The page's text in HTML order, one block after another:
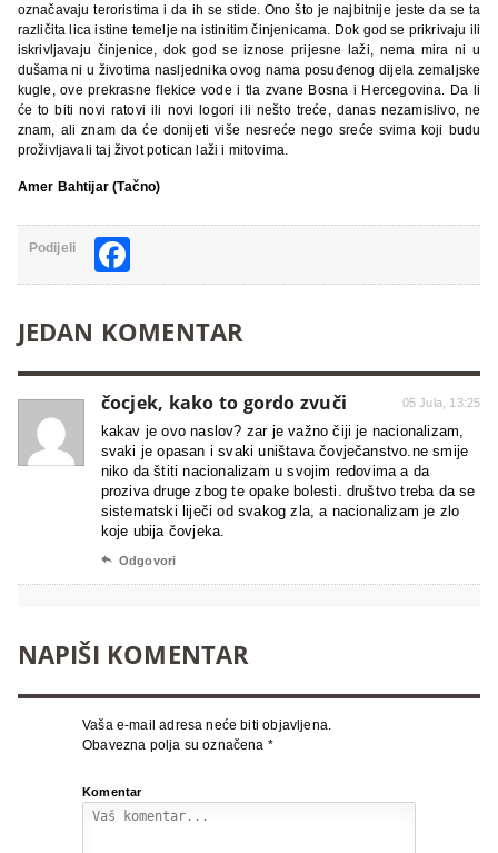
označavaju teroristima i da ih se stide. Ono što je najbitnije jeste da se ta
različita lica istine temelje na istinitim činjenicama. Dok god se prikrivaju ili
iskrivljavaju činjenice, dok god se iznose prijesne laži, nema mira ni u
dušama ni u životima nasljednika ovog nama posuđenog dijela zemaljske
kugle, ove prekrasne flekice vode i tla zvane Bosna i Hercegovina. Da li
će to biti novi ratovi ili novi logori ili nešto treće, danas nezamislivo, ne
znam, ali znam da će donijeti više nesreće nego sreće svima koji budu
proživljavali taj život potican laži i mitovima.
Amer Bahtijar (Tačno)
Podijeli
JEDAN KOMENTAR
čocjek, kako to gordo zvuči 05 Jula, 13:25
kakav je ovo naslov? zar je važno čiji je nacionalizam,
svaki je opasan i svaki uništava čovječanstvo.ne smije
niko da štiti nacionalizam u svojim redovima a da
proziva druge zbog te opake bolesti. društvo treba da se
sistematski liječi od svakog zla, a nacionalizam je zlo
koje ubija čovjeka.
 Odgovori
NAPIŠI KOMENTAR
Vaša e-mail adresa neće biti objavljena.
Obavezna polja su označena *
Komentar